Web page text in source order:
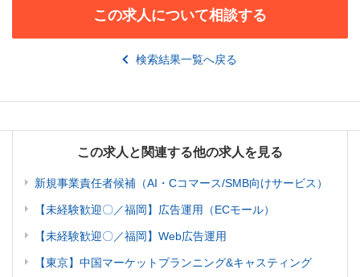
この求人について相談する
検索結果一覧へ戻る
この求人と関連する他の求人を見る
新規事業責任者候補（AI・Cコマース/SMB向けサービス）
【未経験歓迎〇／福岡】広告運用（ECモール）
【未経験歓迎〇／福岡】Web広告運用
【東京】中国マーケットプランニング&キャスティング